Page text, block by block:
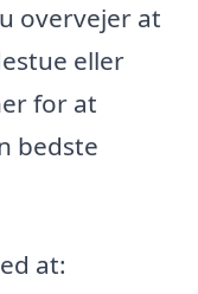
overvejer at
eller
for at
bedste
at: